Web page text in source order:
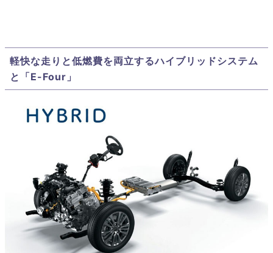
軽快な走りと低燃費を両立するハイブリッドシステム
と「E-Four」